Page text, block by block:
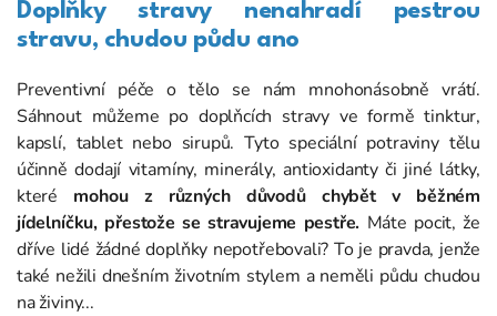
Doplňky stravy nenahradí pestrou
stravu, chudou půdu ano
Preventivní péče o tělo se nám mnohonásobně vrátí.
Sáhnout můžeme po doplňcích stravy ve formě tinktur,
kapslí, tablet nebo sirupů. Tyto speciální potraviny tělu
účinně dodají vitamíny, minerály, antioxidanty či jiné látky,
které mohou z různých důvodů chybět v běžném
jídelníčku, přestože se stravujeme pestře. Máte pocit, že
dříve lidé žádné doplňky nepotřebovali? To je pravda, jenže
také nežili dnešním životním stylem a neměli půdu chudou
na živiny...